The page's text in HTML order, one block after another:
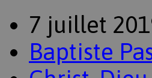
7 juillet
Baptiste